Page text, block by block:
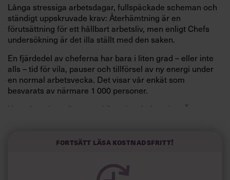
Långa stressiga arbetsdagar, fullspäckade scheman och
ständigt uppskruvade krav: Återhämtning är en
förutsättning för ett hållbart arbetsliv, men enligt Chefs
undersökning är det illa ställt med den saken.
En fjärdedel av cheferna har bara i liten grad – eller inte
alls – tid för vila, pauser och tillförsel av ny energi under
en normal arbetsvecka. Det visar vår enkät som
besvarats av närmare 1 000 personer.
Huvud­orsaken sägs vara hög arbetsbelastning. Även
”Det går inte att springa maraton både på jobbet och på
Fortsätt läsa kostnadsfritt!